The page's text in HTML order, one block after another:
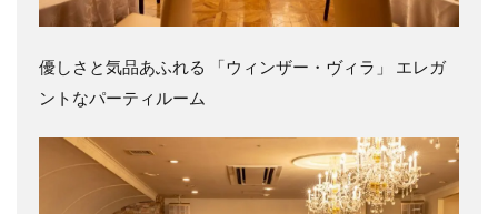
優しさと気品あふれる 「ウィンザー・ヴィラ」 エレガ
ントなパーティルーム